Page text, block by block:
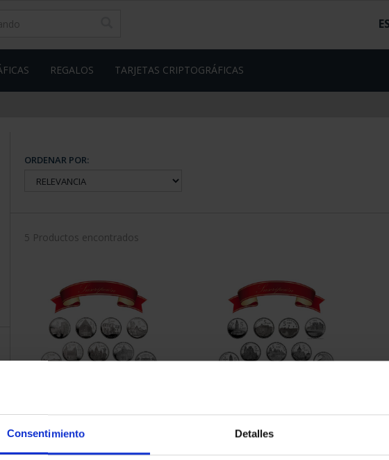
Consentimiento Detalles
REGALOS TARJETAS CRIPTOGRÁFICAS
ORDENAR POR:
5 Productos encontrados
SUSCRIPCIÓN CAPITALES DE
PROVINCIA 1
949,00 €
SUSCRIPCIÓN CAPITALES DE
PROVINCIA 2
949,00 €